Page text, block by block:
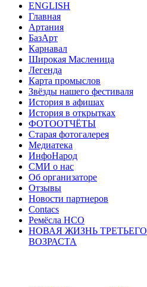
ENGLISH
Главная
Артания
БазАрт
Карнавал
Широкая Масленица
Легенда
Карта промыслов
Звёзды нашего фестиваля
История в афишах
История в открытках
ФОТООТЧЁТЫ
Старая фотогалерея
Медиатека
ИнфоНарод
СМИ о нас
Об организаторе
Отзывы
Новости партнеров
Contacs
Ремёсла НСО
НОВАЯ ЖИЗНЬ ТРЕТЬЕГО
ВОЗРАСТА